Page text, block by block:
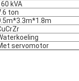
kVA
ton
servomotor